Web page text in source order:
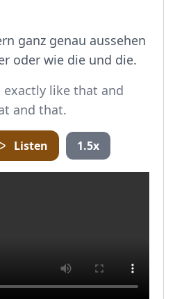
ganz genau aussehen
oder wie die und die.
like that and
and that.
Listen 1.5x